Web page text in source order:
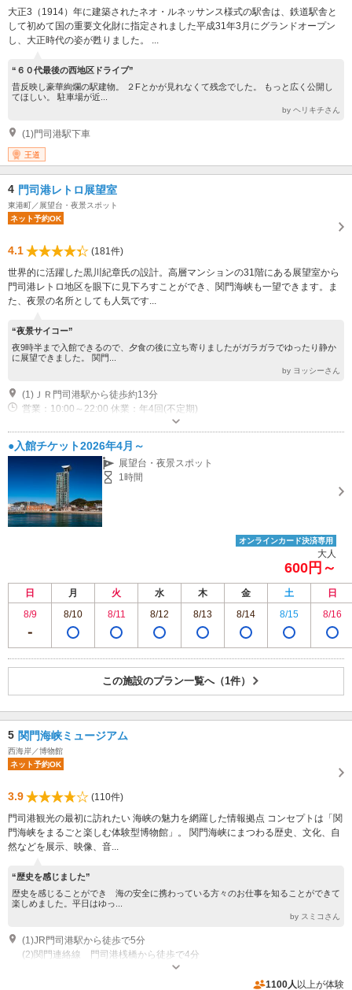
大正3（1914）年に建築されたネオ・ルネッサンス様式の駅舎は、鉄道駅舎と
して初めて国の重要文化財に指定されました平成31年3月にグランドオープン
し、大正時代の姿が甦りました。 ...
“６０代最後の西地区ドライブ”
昔反映し豪華絢爛の駅建物。 ２Fとかが見れなくて残念でした。 もっと広く公開し
てほしい。 駐車場が近...
by ヘリキチさん
(1)門司港駅下車
王道
4 門司港レトロ展望室
東港町／展望台・夜景スポット
ネット予約OK
4.1
(181件)
世界的に活躍した黒川紀章氏の設計。高層マンションの31階にある展望室から
門司港レトロ地区を眼下に見下ろすことができ、関門海峡も一望できます。ま
た、夜景の名所としても人気です...
“夜景サイコー”
夜9時半まで入館できるので、夕食の後に立ち寄りましたがガラガラでゆったり静か
に展望できました。 関門...
by ヨッシーさん
(1)ＪＲ門司港駅から徒歩約13分
営業：10:00～22:00 休業：年4回(不定期)
●入館チケット2026年4月～
展望台・夜景スポット
1時間
オンラインカード決済専用
大人
600円～
日 月 火 水 木 金 土
日
8/9
8/10 8/11 8/12 8/13 8/14 8/15 8/16
この施設のプラン一覧へ（1件）
5 関門海峡ミュージアム
西海岸／博物館
ネット予約OK
3.9
(110件)
門司港観光の最初に訪れたい 海峡の魅力を網羅した情報拠点 コンセプトは「関
門海峡をまるごと楽しむ体験型博物館」。 関門海峡にまつわる歴史、文化、自
然などを展示、映像、音...
“歴史を感じました”
歴史を感じることができ 海の安全に携わっている方々のお仕事を知ることができて
楽しめました。平日はゆっ...
by スミコさん
(1)JR門司港駅から徒歩で5分
(2)関門連絡線 門司港桟橋から徒歩で4分
開館時間：9:00～17:00 入館は16:30まで 休館：不定期 年５回程度
1100人 以上が体験